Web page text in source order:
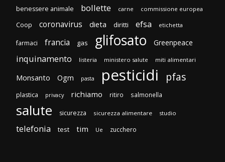
benessere animale bollette carne commissione europea
Coop coronavirus dieta diritti efsa etichetta
farmaci francia gas glifosato Greenpeace
inquinamento listeria ministero salute miti alimentari
Monsanto Ogm pasta pesticidi pfas
plastica privacy richiamo ritiro salmonella
salute sicurezza sicurezza alimentare studio
telefonia test tim Ue zucchero